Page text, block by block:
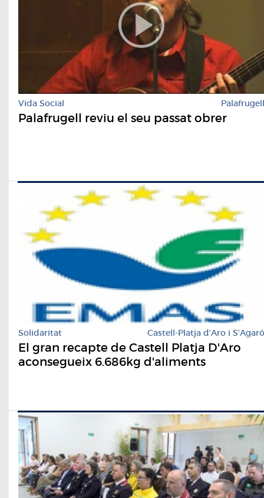
Vida Social Palafrugell
Palafrugell reviu el seu passat obrer
Solidaritat Castell-Platja d'Aro i S'Agaró
El gran recapte de Castell Platja D'Aro
aconsegueix 6.686kg d'aliments